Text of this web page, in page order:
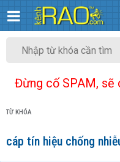
Đừng cố SPAM, sẽ
TỪ KHÓA
cáp tín hiệu chống